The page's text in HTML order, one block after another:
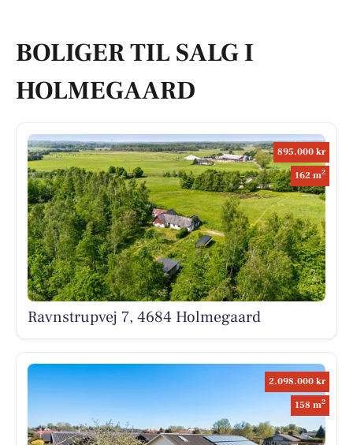
BOLIGER TIL SALG I
HOLMEGAARD
895.000 kr
162 m2
Ravnstrupvej 7, 4684 Holmegaard
2.098.000 kr
158 m2